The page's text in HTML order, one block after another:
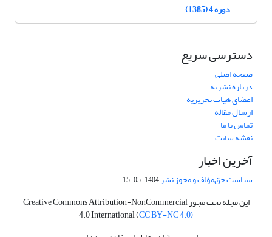
دوره 4 (1385)
دسترسی سریع
صفحه اصلی
درباره نشریه
اعضای هیات تحریریه
ارسال مقاله
تماس با ما
نقشه سایت
آخرین اخبار
سیاست حق‌مؤلف و مجوز نشر1404-05-15
این مجله تحت مجوز Creative Commons Attribution-NonCommercial
4.0 International (CC BY-NC 4.0)